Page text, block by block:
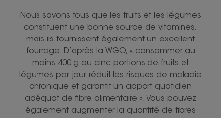
Nous savons tous que les fruits et les légumes
constituent une bonne source de vitamines,
mais ils fournissent également un excellent
fourrage. D’après la WGO, « consommer au
moins 400 g ou cinq portions de fruits et
légumes par jour réduit les risques de maladie
chronique et garantit un apport quotidien
adéquat de fibre alimentaire ». Vous pouvez
également augmenter la quantité de fibres